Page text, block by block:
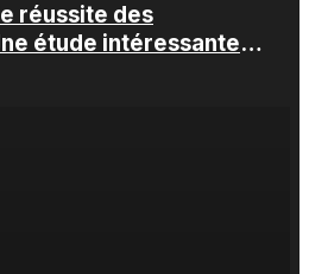
réussite des
étude intéressante